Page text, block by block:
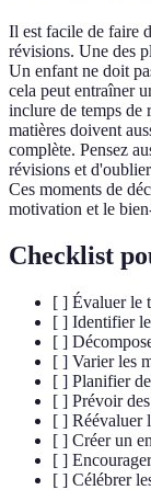
Il est facile de faire
révisions. Une des
Un enfant ne doit
cela peut entraîner
inclure de temps de
matières doivent
complète. Pensez
révisions et
Ces moments de
motivation et le
Checklist
[ ] Évaluer le
[ ] Identifier
[ ]
[ ] Varier les
[ ] Planifier
[ ] Prévoir
[ ] Réévaluer
[ ] Créer un
[ ]
[ ] Célébrer